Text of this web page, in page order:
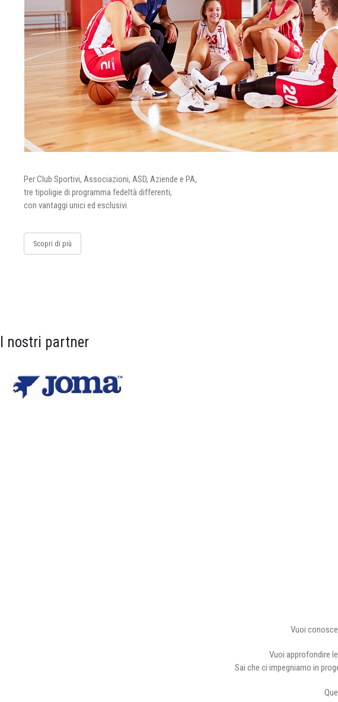
Per Club Sportivi, Associazioni, ASD, Aziende e PA,
tre tipoligie di programma fedeltà differenti,
con vantaggi unici ed esclusivi.
Scopri di più
I nostri partner
Vuoi
Vuoi approfondire
Sai che ci impegniamo in